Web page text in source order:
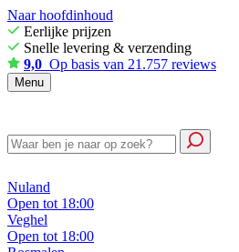
Naar hoofdinhoud
Eerlijke prijzen
Snelle levering & verzending
9,0 Op basis van 21.757 reviews
Menu
Nuland
Open tot 18:00
Veghel
Open tot 18:00